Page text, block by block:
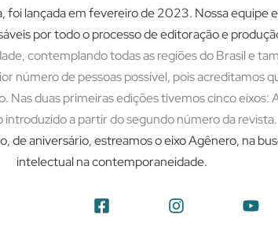
lançada em fevereiro de 2023. Nossa equipe
por todo o processo de editoração e
contemplando todas as regiões do Brasil e
número de pessoas possível, pois acreditamos
duas primeiras edições tivemos cinco eixos:
introduzido a partir do segundo número da revista.
aniversário, estreamos o eixo Agênero, na
intelectual na contemporaneidade.